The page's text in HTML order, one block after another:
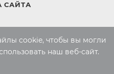
САЙТА
cookie, чтобы вы могли
наш веб-сайт.